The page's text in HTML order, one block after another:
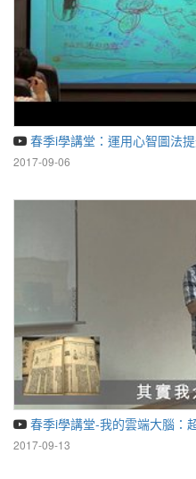
春季i學講堂：運用心智圖法
2017-09-06
春季i學講堂-我的雲端大腦：
2017-09-13